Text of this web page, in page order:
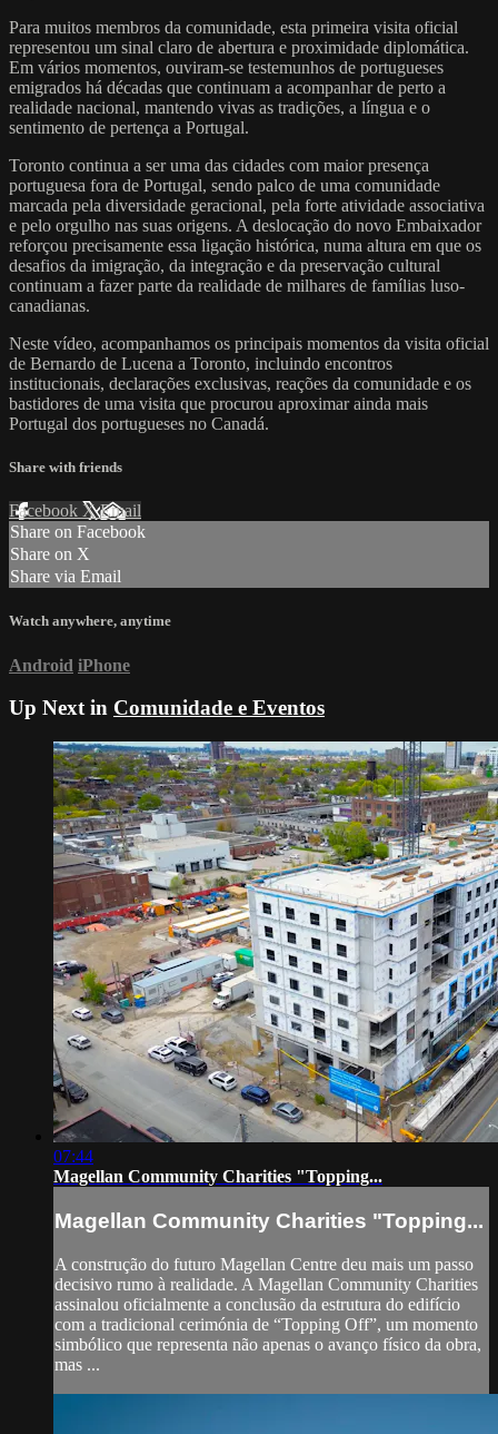
Para muitos membros da comunidade, esta primeira visita oficial
representou um sinal claro de abertura e proximidade diplomática.
Em vários momentos, ouviram-se testemunhos de portugueses
emigrados há décadas que continuam a acompanhar de perto a
realidade nacional, mantendo vivas as tradições, a língua e o
sentimento de pertença a Portugal.
Toronto continua a ser uma das cidades com maior presença
portuguesa fora de Portugal, sendo palco de uma comunidade
marcada pela diversidade geracional, pela forte atividade associativa
e pelo orgulho nas suas origens. A deslocação do novo Embaixador
reforçou precisamente essa ligação histórica, numa altura em que os
desafios da imigração, da integração e da preservação cultural
continuam a fazer parte da realidade de milhares de famílias luso-
canadianas.
Neste vídeo, acompanhamos os principais momentos da visita oficial
de Bernardo de Lucena a Toronto, incluindo encontros
institucionais, declarações exclusivas, reações da comunidade e os
bastidores de uma visita que procurou aproximar ainda mais
Portugal dos portugueses no Canadá.
Share with friends
Facebook XEmail
Share on Facebook
Share on X
Share via Email
Watch anywhere, anytime
Android iPhone
Up Next in Comunidade e Eventos
07:44
Magellan Community Charities "Topping...
Magellan Community Charities "Topping...
A construção do futuro Magellan Centre deu mais um passo
decisivo rumo à realidade. A Magellan Community Charities
assinalou oficialmente a conclusão da estrutura do edifício
com a tradicional cerimónia de “Topping Off”, um momento
simbólico que representa não apenas o avanço físico da obra,
mas ...